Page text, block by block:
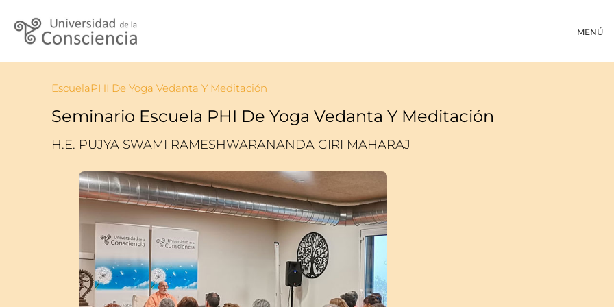
MENÚ
EscuelaPHI De Yoga Vedanta Y Meditación
Seminario Escuela PHI De Yoga Vedanta Y Meditación
H.E. PUJYA SWAMI RAMESHWARANANDA GIRI MAHARAJ